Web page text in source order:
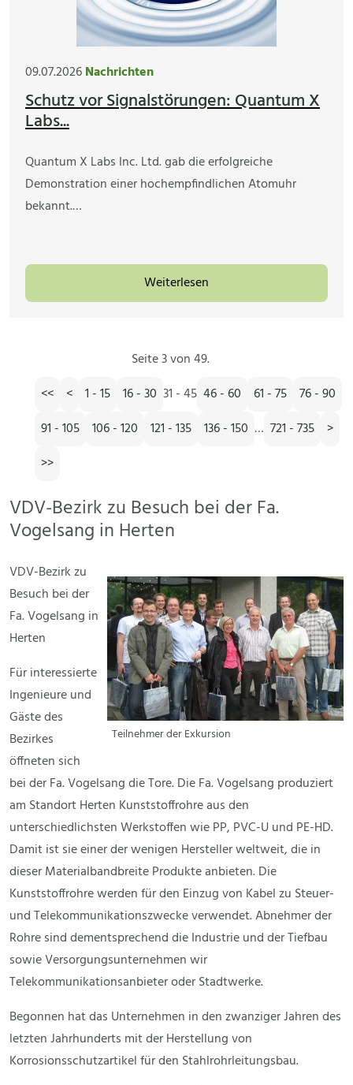
09.07.2026Nachrichten
Schutz vor Signalstörungen: Quantum X
Labs...
Quantum X Labs Inc. Ltd. gab die erfolgreiche
Demonstration einer hochempfindlichen Atomuhr
bekannt.…
Weiterlesen
Seite 3 von 49.
<<
< 1 - 15 16 - 30 31 - 45 46 - 60 61 - 75
76 - 90
91 - 105
106 - 120 121 - 135 136 - 150 … 721 - 735
>
>>
VDV-Bezirk zu Besuch bei der Fa.
Vogelsang in Herten
Teilnehmer der Exkursion
VDV-Bezirk zu
Besuch bei der
Fa. Vogelsang in
Herten
Für interessierte
Ingenieure und
Gäste des
Bezirkes
öffneten sich
bei der Fa. Vogelsang die Tore. Die Fa. Vogelsang produziert
am Standort Herten Kunststoffrohre aus den
unterschiedlichsten Werkstoffen wie PP, PVC-U und PE-HD.
Damit ist sie einer der wenigen Hersteller weltweit, die in
dieser Materialbandbreite Produkte anbieten. Die
Kunststoffrohre werden für den Einzug von Kabel zu Steuer-
und Telekommunikationszwecke verwendet. Abnehmer der
Rohre sind dementsprechend die Industrie und der Tiefbau
sowie Versorgungsunternehmen wir
Telekommunikationsanbieter oder Stadtwerke.
Begonnen hat das Unternehmen in den zwanziger Jahren des
letzten Jahrhunderts mit der Herstellung von
Korrosionsschutzartikel für den Stahlrohrleitungsbau.